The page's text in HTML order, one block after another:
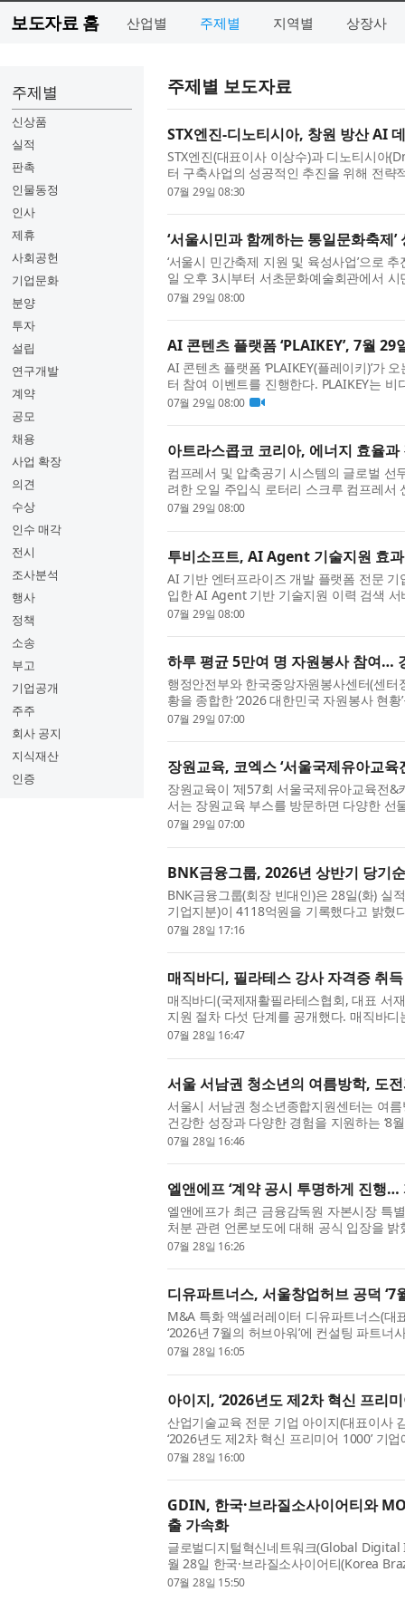
보도자료 홈 산업별 주제별 지역별 상장사
주제별
신상품
실적
판촉
인물동정
인사
제휴
사회공헌
기업문화
분양
투자
설립
연구개발
계약
공모
채용
사업 확장
의견
수상
인수 매각
전시
조사분석
행사
정책
소송
부고
기업공개
주주
회사 공지
지식재산
인증
주제별 보도자료
STX엔진-디노티시아, 창원 방산 AI
STX엔진(대표이사 이상수)과 디노티시아
터 구축사업의 성공적인 추진을 위해 전
위산업 분야의 인공지능(AI) 활용 확대와
07월 29일 08:30
‘서울시민과 함께하는 통일문화축제’
‘서울시 민간축제 지원 및 육성사업’으로
일 오후 3시부터 서초문화예술회관에서
통일여성협의회(총재 안준희)가 주최·주관
07월 29일 08:00
AI 콘텐츠 플랫폼 ‘PLAIKEY’, 7월 29
AI 콘텐츠 플랫폼 ‘PLAIKEY(플레이키)’가
터 참여 이벤트를 진행한다. PLAIKEY는
게 업로드하고 공유할 수 있는 플랫폼이다
07월 29일 08:00
아트라스콥코 코리아, 에너지 효율과
컴프레서 및 압축공기 시스템의 글로벌
려한 오일 주입식 로터리 스크루 컴프레서
품은 VSD의 에너지 절감 이점을 유지하면
07월 29일 08:00
투비소프트, AI Agent 기술지원 효
AI 기반 엔터프라이즈 개발 플랫폼 전문
입한 AI Agent 기반 기술지원 이력 검색
고 29일 밝혔다. 투비소프트는 기존 단어
07월 29일 08:00
하루 평균 5만여 명 자원봉사 참여…
행정안전부와 한국중앙자원봉사센터(센
황을 종합한 ‘2026 대한민국 자원봉사 현
협력해 데이터를 최신화한 이번 자료집은
07월 29일 07:00
장원교육, 코엑스 ‘서울국제유아교
장원교육이 ‘제57회 서울국제유아교육전
서는 장원교육 부스를 방문하면 다양한 선
있는 기회를 제공한다. 행사 기간 동안 장
07월 29일 07:00
BNK금융그룹, 2026년 상반기 당기
BNK금융그룹(회장 빈대인)은 28일(화) 실
기업지분)이 4118억원을 기록했다고 밝
소한 수준이다. 이번 실적은 조정영업이익
07월 28일 17:16
매직바디, 필라테스 강사 자격증 취
매직바디(국제재활필라테스협회, 대표 서
지원 절차 다섯 단계를 공개했다. 매직바
득한 다음을 묻는 질문이 반복된다고 설명
07월 28일 16:47
서울 서남권 청소년의 여름방학, 도
서울시 서남권 청소년종합지원센터는 여
건강한 성장과 다양한 경험을 지원하는 ‘8
스타에서는 △인공지능(AI) 활용 경진대
07월 28일 16:46
엘앤에프 ‘계약 공시 투명하게 진행
엘앤에프가 최근 금융감독원 자본시장 특
처분 관련 언론보도에 대해 공식 입장을
사와의 하이니켈 양극재 공급계약 관련 감
07월 28일 16:26
디유파트너스, 서울창업허브 공덕 ‘7
M&A 특화 액셀러레이터 디유파트너스(대
‘2026년 7월의 허브아워’에 컨설팅 파트
1:1 밀착 컨설팅을 수행했다고 밝혔다. ‘허
07월 28일 16:05
아이지, ‘2026년도 제2차 혁신 프리
산업기술교육 전문 기업 아이지(대표이사
‘2026년도 제2차 혁신 프리미어 1000’ 기
말까지 정책금융 대출 우대 금리, 보증 한
07월 28일 16:00
GDIN, 한국·브라질소사이어티와
출 가속화
글로벌디지털혁신네트워크(Global
월 28일 한국·브라질소사이어티(Korea
술기업의 브라질 진출 및 한-브라질 협력
07월 28일 15:50